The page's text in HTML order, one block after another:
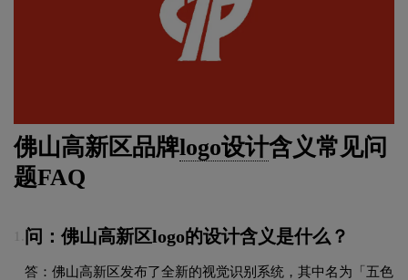
佛山高新区品牌logo设计含义常见问
题FAQ
问：佛山高新区logo的设计含义是什么？
答：佛山高新区发布了全新的视觉识别系统，其中名为「五色